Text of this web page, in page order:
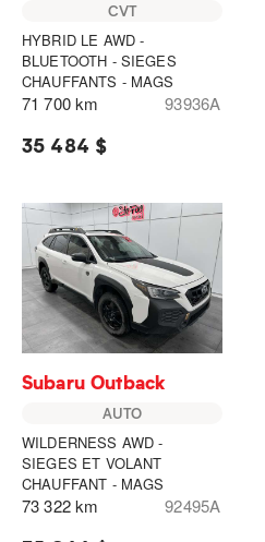
CVT
HYBRID LE AWD -
BLUETOOTH - SIEGES
CHAUFFANTS - MAGS
71 700 km 93936A
35 484 $
Subaru Outback
AUTO
WILDERNESS AWD -
SIEGES ET VOLANT
CHAUFFANT - MAGS
73 322 km 92495A